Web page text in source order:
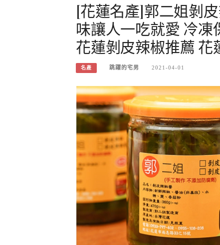
[花蓮名產]郭二姐剝
味讓人一吃就愛 冷
花蓮剝皮辣椒推薦
名產 跳躍的宅男 2021-04-01